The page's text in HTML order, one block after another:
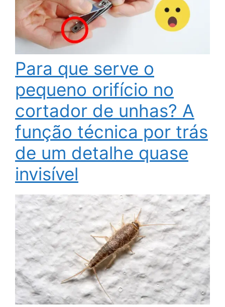
Para que serve o
pequeno orifício no
cortador de unhas? A
função técnica por trás
de um detalhe quase
invisível